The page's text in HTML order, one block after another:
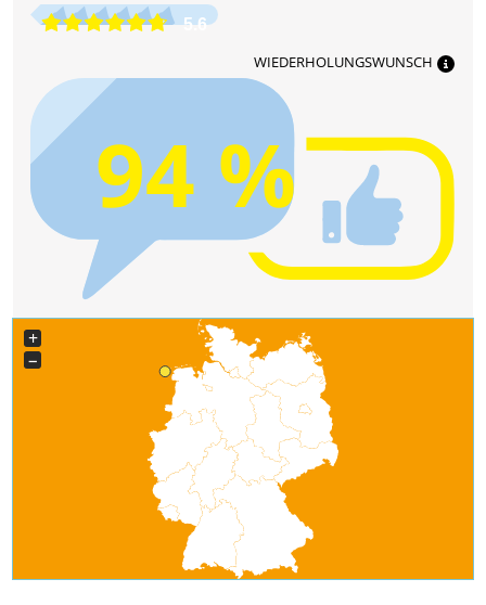
5.6
WIEDERHOLUNGSWUNSCH
94 %
+
−